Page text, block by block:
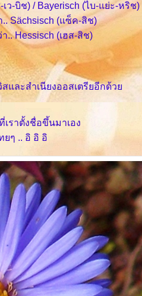
ว-บิช) / Bayerisch (ไบ-แย่ะ-หริช)
Sächsisch (แซ็ค-สิช)
.. Hessisch (เฮส-สิช)
และสำเนียงออสเตรียอีกด้ว
เราตั้งชื่อขึ้นมาเอง
ยๆ .. อิ อิ อิ